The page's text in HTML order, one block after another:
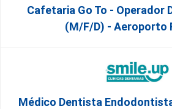
Cafetaria Go To - Operador
(m/f/d) - Aeroporto
Médico Dentista